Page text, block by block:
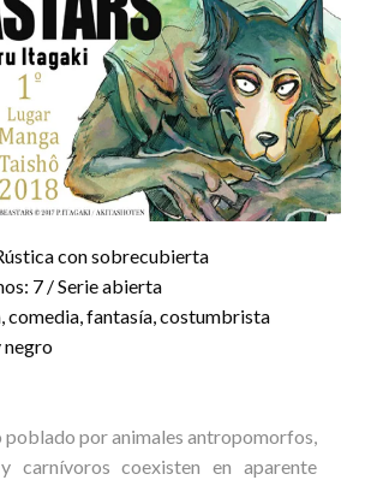
con sobrecubierta
7 / Serie abierta
comedia, fantasía, costumbrista
negro
poblado por animales antropomorfos,
carnívoros coexisten en aparente